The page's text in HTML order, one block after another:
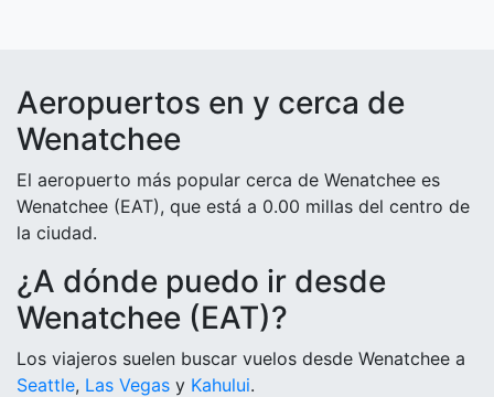
Aeropuertos en y cerca de
Wenatchee
El aeropuerto más popular cerca de Wenatchee es
Wenatchee (EAT), que está a 0.00 millas del centro de
la ciudad.
¿A dónde puedo ir desde
Wenatchee (EAT)?
Los viajeros suelen buscar vuelos desde Wenatchee a
Seattle, Las Vegas y Kahului.